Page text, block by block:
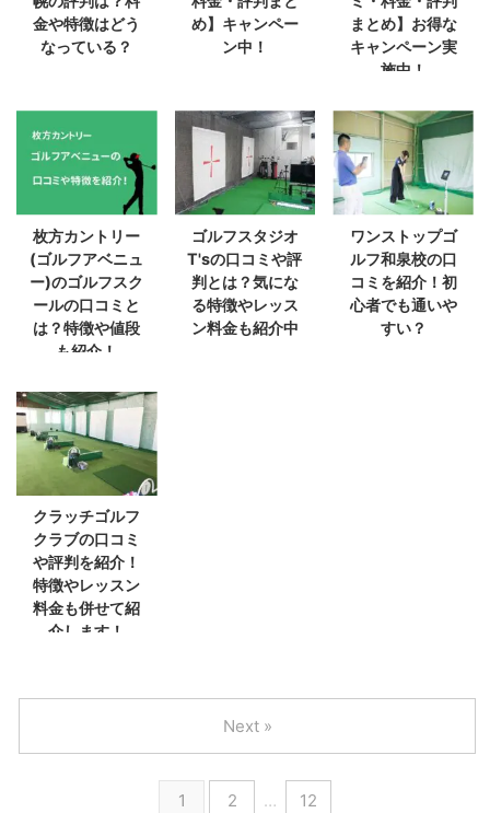
金や特徴はどう
なっている？
め】キャンペー
ン中！
まとめ】お得な
キャンペーン実
施中！
枚方カントリー
(ゴルフアベニュ
ー)のゴルフスク
ールの口コミと
は？特徴や値段
も紹介！
ゴルフスタジオ
T'sの口コミや評
判とは？気にな
る特徴やレッス
ン料金も紹介中
ワンストップゴ
ルフ和泉校の口
コミを紹介！初
心者でも通いや
すい？
クラッチゴルフ
クラブの口コミ
や評判を紹介！
特徴やレッスン
料金も併せて紹
介します！
1 2 … 12
Next »